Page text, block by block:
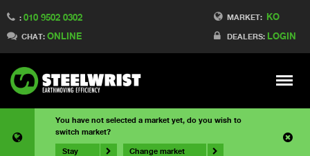
MARKET: KO
DEALERS: LOGIN
: 010 9502 0302
CHAT: ONLINE
Meny
You have not selected a market yet, do you wish to
switch market?
Stay Change market